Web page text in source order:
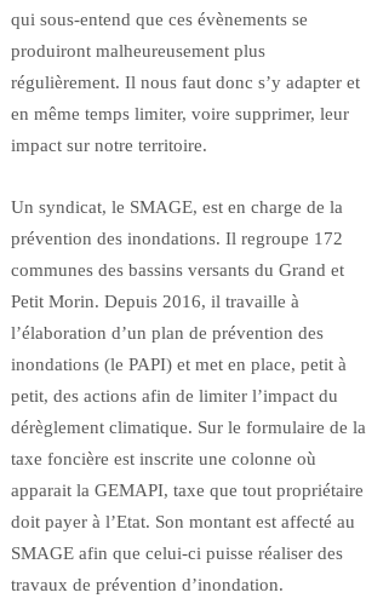
qui sous-entend que ces évènements se
produiront malheureusement plus
régulièrement. Il nous faut donc s’y adapter et
en même temps limiter, voire supprimer, leur
impact sur notre territoire.
Un syndicat, le SMAGE, est en charge de la
prévention des inondations. Il regroupe 172
communes des bassins versants du Grand et
Petit Morin. Depuis 2016, il travaille à
l’élaboration d’un plan de prévention des
inondations (le PAPI) et met en place, petit à
petit, des actions afin de limiter l’impact du
dérèglement climatique. Sur le formulaire de la
taxe foncière est inscrite une colonne où
apparait la GEMAPI, taxe que tout propriétaire
doit payer à l’Etat. Son montant est affecté au
SMAGE afin que celui-ci puisse réaliser des
travaux de prévention d’inondation.